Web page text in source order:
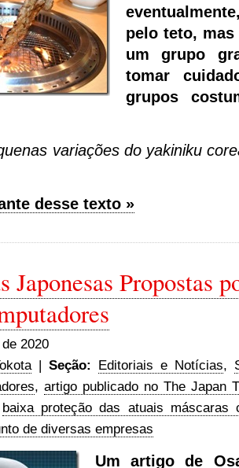
pelo teto,
um grupo
tomar
grupos
variações do yakiniku
desse texto »
Japonesas Propostas
2020
| Seção: Editoriais e Notícias,
, artigo publicado no The Japan
baixa proteção das atuais máscaras
de diversas empresas
Um artigo de